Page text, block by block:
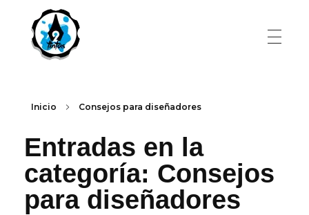
Inicio Consejos para diseñadores
Entradas en la
categoría: Consejos
para diseñadores